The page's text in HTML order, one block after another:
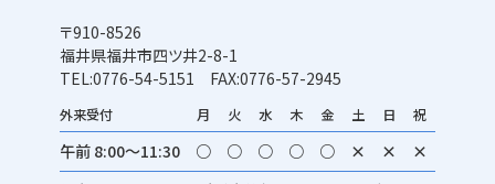
〒910-8526
福井県福井市四ツ井2-8-1
TEL:0776-54-5151 FAX:0776-57-2945
外来受付 月 火 水 木 金 土 日 祝
午前 8:00～11:30 ○ ○ ○ ○ ○ × × ×